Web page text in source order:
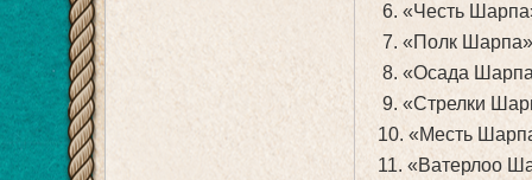
6. «Честь
7. «Полк
8. «Осада
9. «Стрелки
10. «Месть
11. «Ватерлоо